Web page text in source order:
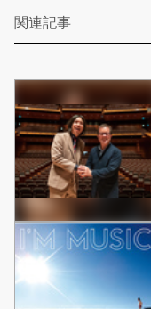
関連記事